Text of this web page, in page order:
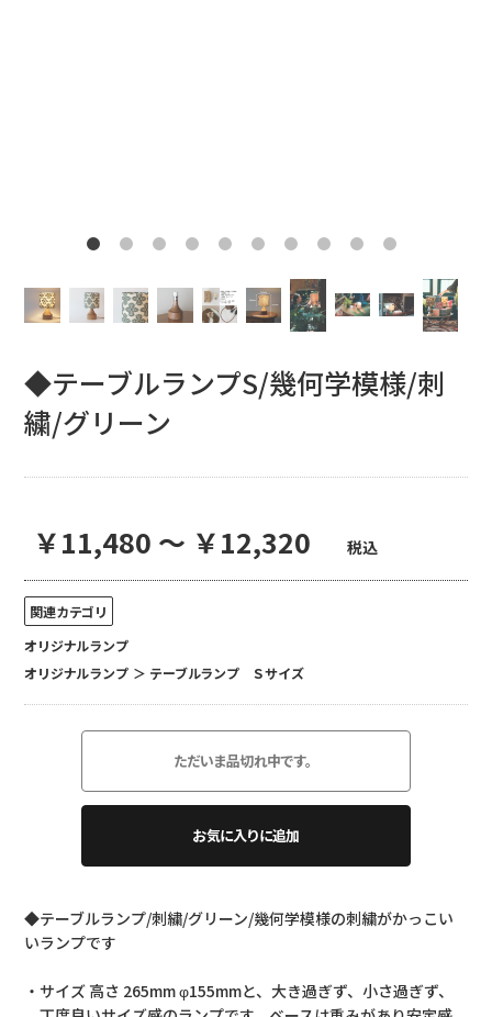
◆テーブルランプS/幾何学模様/刺
繍/グリーン
￥11,480 ～ ￥12,320 税込
関連カテゴリ
オリジナルランプ
オリジナルランプ ＞ テーブルランプ Ｓサイズ
ただいま品切れ中です。
お気に入りに追加
◆テーブルランプ/刺繍/グリーン/幾何学模様の刺繍がかっこい
いランプです
・サイズ 高さ 265mm φ155mmと、大き過ぎず、小さ過ぎず、